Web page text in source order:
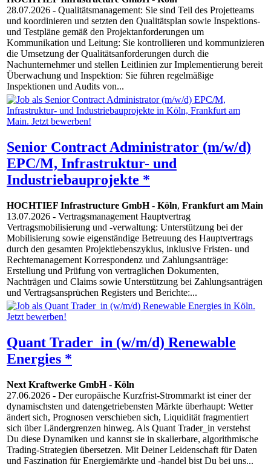
28.07.2026 - Qualitätsmanagement: Sie sind Teil des Projetteams
und koordinieren und setzten den Qualitätsplan sowie Inspektions-
und Testpläne gemäß den Projektanforderungen um
Kommunikation und Leitung: Sie kontrollieren und kommunizieren
die Umsetzung der Qualitätsanforderungen durch die
Nachunternehmer und stellen Leitlinien zur Implementierung bereit
Überwachung und Inspektion: Sie führen regelmäßige
Inspektionen und Audits von...
Senior Contract Administrator (m/w/d)
EPC/M, Infrastruktur- und
Industriebauprojekte *
HOCHTIEF Infrastructure GmbH- Köln, Frankfurt am Main
13.07.2026 - Vertragsmanagement Hauptvertrag
Vertragsmobilisierung und -verwaltung: Unterstützung bei der
Mobilisierung sowie eigenständige Betreuung des Hauptvertrags
durch den gesamten Projektlebenszyklus, inklusive Fristen- und
Rechtemanagement Korrespondenz und Zahlungsanträge:
Erstellung und Prüfung von vertraglichen Dokumenten,
Nachträgen und Claims sowie Unterstützung bei Zahlungsanträgen
und Vertragsansprüchen Registers und Berichte:...
Quant Trader_in (w/m/d) Renewable
Energies *
Next Kraftwerke GmbH- Köln
27.06.2026 - Der europäische Kurzfrist-Strommarkt ist einer der
dynamischsten und datengetriebensten Märkte überhaupt: Wetter
ändert sich, Prognosen verschieben sich, Liquidität fragmentiert
sich über Ländergrenzen hinweg. Als Quant Trader_in verstehst
Du diese Dynamiken und kannst sie in skalierbare, algorithmische
Trading-Strategien übersetzen. Mit Deiner Leidenschaft für Daten
und Faszination für Energiemärkte und -handel bist Du bei uns...